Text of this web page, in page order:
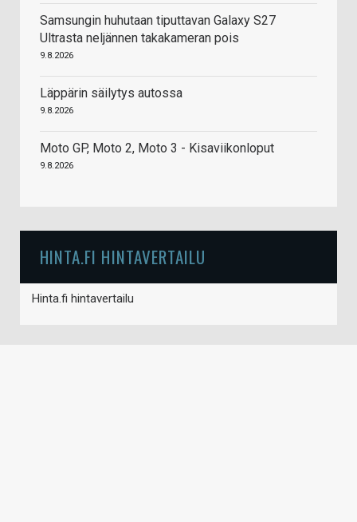
Samsungin huhutaan tiputtavan Galaxy S27
Ultrasta neljännen takakameran pois
9.8.2026
Läppärin säilytys autossa
9.8.2026
Moto GP, Moto 2, Moto 3 - Kisaviikonloput
9.8.2026
HINTA.FI HINTAVERTAILU
Hinta.fi hintavertailu